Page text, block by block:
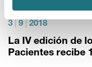
3 9 2018
La IV edición de
Pacientes recibe